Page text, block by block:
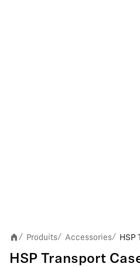
/ Produits/ Accessories/ HSP
HSP Transport